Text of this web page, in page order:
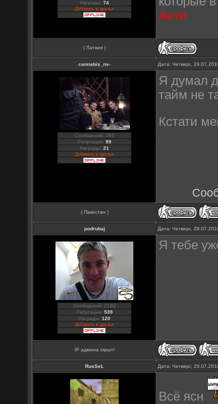
Награды:74
Добавить в друзья
Анти
( Латвия )
cannabis_nv- Дата: Четверг,
Сообщений: 293
Репутация: 99
Награды:21
Добавить в друзья
Я думал
тайм не
Кстати
( Пакистан )
podrubaj Дата: Четверг,
Сообщений: 2183
Репутация: 539
Награды:120
Добавить в друзья
Я тебе
IP админа скрыт!
RusSeL Дата: Четверг,
Всё ясн